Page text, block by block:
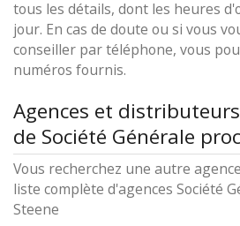
tous les détails, dont les heures
jour. En cas de doute ou si vous
conseiller par téléphone, vous
numéros fournis.
Agences et
de Société Générale
Vous recherchez une autre
liste complète d'agences Société
Steene